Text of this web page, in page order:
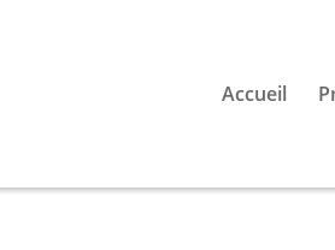
Accueil